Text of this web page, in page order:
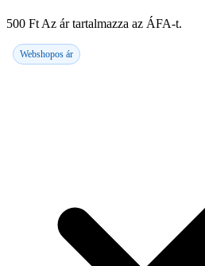
500 Ft Az ár tartalmazza az ÁFA-t.
Webshopos ár